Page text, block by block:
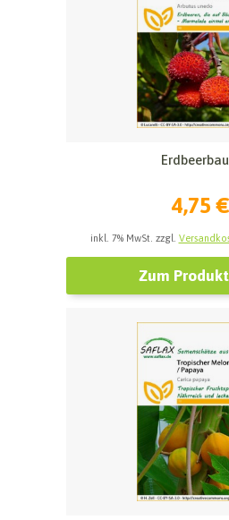
4,75 €
inkl. 7% MwSt. zzgl.
Zum Produkt